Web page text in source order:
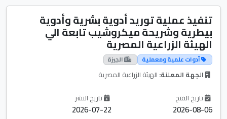
تنفيذ عملية توريد أدوية بشرية وأدوية
بيطرية وشريحة ميكروشيب تابعة الي
الهيئة الزراعية المصرية
أدوات علمية ومعملية الجيزة
الجهة المعلنة: الهيئة الزراعية المصرية
تاريخ الفتح
2026-08-06
تاريخ النشر
2026-07-22